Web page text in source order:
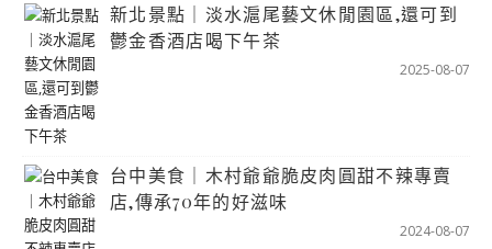
新北景點｜淡水滬尾藝文休閒園區,還可到
鬱金香酒店喝下午茶
2025-08-07
台中美食｜木村爺爺脆皮肉圓甜不辣專賣
店,傳承70年的好滋味
2024-08-07